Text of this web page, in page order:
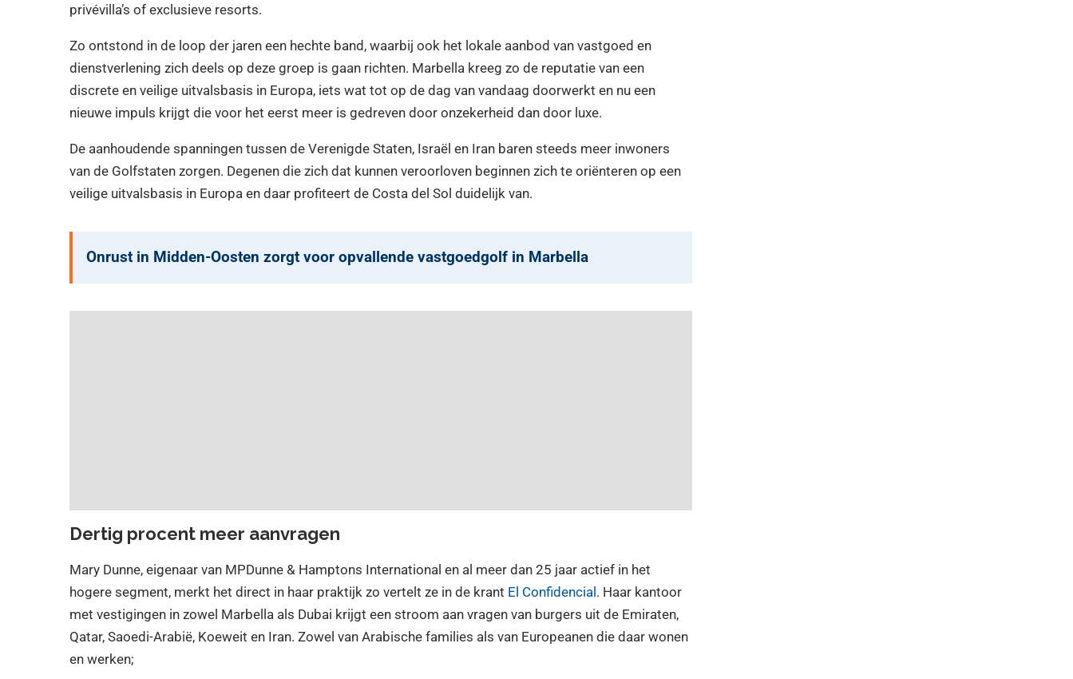
privévilla’s of exclusieve resorts.
Zo ontstond in de loop der jaren een hechte band, waarbij ook het lokale aanbod van vastgoed en
dienstverlening zich deels op deze groep is gaan richten. Marbella kreeg zo de reputatie van een
discrete en veilige uitvalsbasis in Europa, iets wat tot op de dag van vandaag doorwerkt en nu een
nieuwe impuls krijgt die voor het eerst meer is gedreven door onzekerheid dan door luxe.
De aanhoudende spanningen tussen de Verenigde Staten, Israël en Iran baren steeds meer inwoners
van de Golfstaten zorgen. Degenen die zich dat kunnen veroorloven beginnen zich te oriënteren op een
veilige uitvalsbasis in Europa en daar profiteert de Costa del Sol duidelijk van.
Onrust in Midden-Oosten zorgt voor opvallende vastgoedgolf in Marbella
Dertig procent meer aanvragen
Mary Dunne, eigenaar van MPDunne & Hamptons International en al meer dan 25 jaar actief in het
hogere segment, merkt het direct in haar praktijk zo vertelt ze in de krant El Confidencial. Haar kantoor
met vestigingen in zowel Marbella als Dubai krijgt een stroom aan vragen van burgers uit de Emiraten,
Qatar, Saoedi-Arabië, Koeweit en Iran. Zowel van Arabische families als van Europeanen die daar wonen
en werken;